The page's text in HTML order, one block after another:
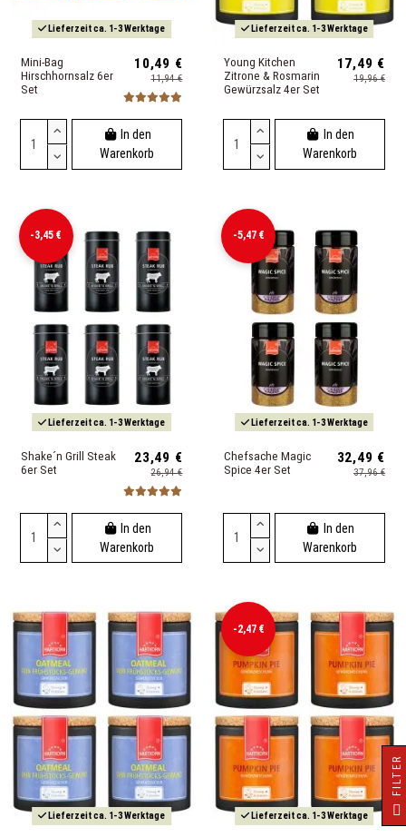
Lieferzeit ca. 1-3 Werktage
Mini-Bag
Hirschhornsalz 6er
Set
10,49 €
11,94 €
In den
Warenkorb
Lieferzeit ca. 1-3 Werktage
Young Kitchen
Zitrone & Rosmarin
Gewürzsalz 4er Set
17,49 €
19,96 €
In den
Warenkorb
-3,45 €
Lieferzeit ca. 1-3 Werktage
Shake´n Grill Steak
6er Set
23,49 €
26,94 €
In den
Warenkorb
-5,47 €
Lieferzeit ca. 1-3 Werktage
Chefsache Magic
Spice 4er Set
32,49 €
37,96 €
In den
Warenkorb
Lieferzeit ca. 1-3 Werktage
-2,47 €
Lieferzeit ca. 1-3 Werktage
R